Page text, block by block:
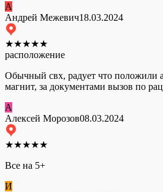
А
Андрей Межевич18.03.2024
★★★★★
расположение
Обычный свх, радует что положили
магнит, за документами вызов по
А
Алексей Морозов08.03.2024
★★★★★
Все на 5+
И